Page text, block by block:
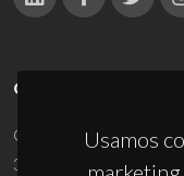
Usamos
CONTACTOS
Campus Universitário
3810-193 Aveiro -